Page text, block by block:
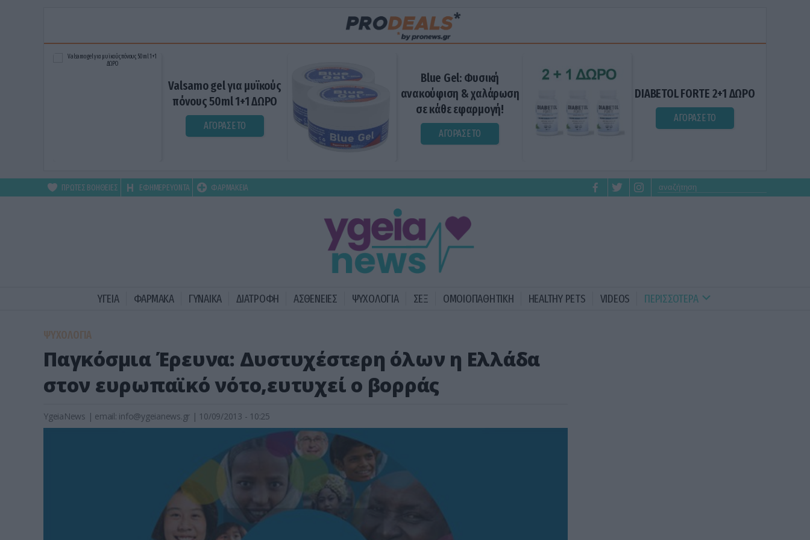
Valsamo gel για μυϊκούς
πόνους 50ml 1+1 ΔΩΡΟ
ΑΓΟΡΑΣΕ ΤΟ
Blue Gel: Φυσική
ανακούφιση & χαλάρωση
σε κάθε εφαρμογή!
ΑΓΟΡΑΣΕ ΤΟ
DIABETOL FORTE 2+1 ΔΩΡΟ
ΑΓΟΡΑΣΕ ΤΟ
ΠΡΩΤΕΣ ΒΟΗΘΕΙΕΣ ΕΦΗΜΕΡΕΥΟΝΤΑ ΦΑΡΜΑΚΕΙΑ
ΥΓΕΙΑ ΦΑΡΜΑΚΑ ΓΥΝΑΙΚΑ ΔΙΑΤΡΟΦΗ ΑΣΘΕΝΕΙΕΣ ΨΥΧΟΛΟΓΙΑ ΣΕΞ ΟΜΟΙΟΠΑΘΗΤΙΚΗ HEALTHY PETS VIDEOS ΠΕΡΙΣΣΟΤΕΡΑ
ΨΥΧΟΛΟΓΙΑ
Παγκόσμια Έρευνα: Δυστυχέστερη όλων η Ελλάδα
στον ευρωπαϊκό νότο,ευτυχεί ο βορράς
YgeiaNews | email: info@ygeianews.gr | 10/09/2013 - 10:25